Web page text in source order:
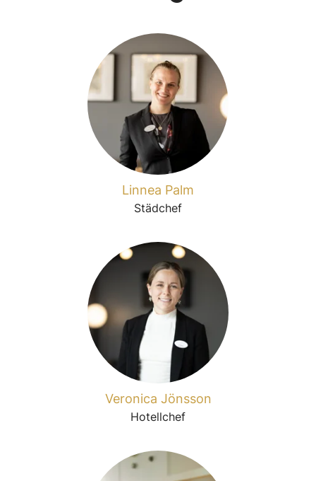
Linnea Palm
Städchef
Veronica Jönsson
Hotellchef